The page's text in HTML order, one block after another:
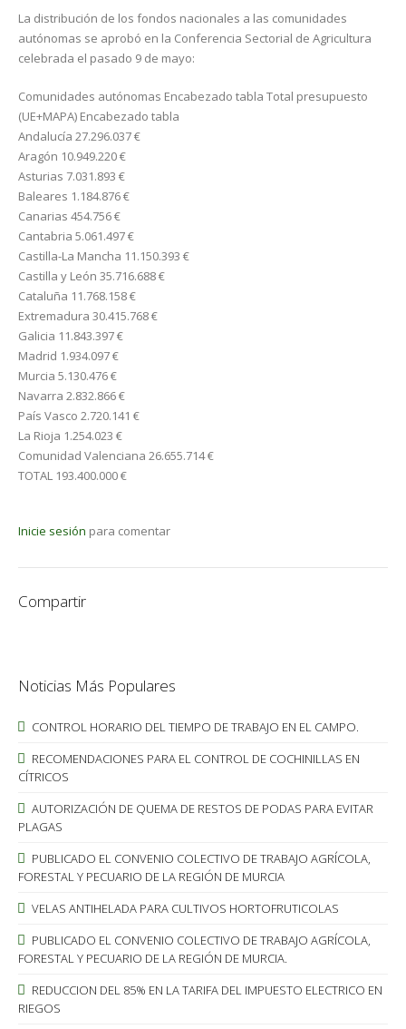
La distribución de los fondos nacionales a las comunidades
autónomas se aprobó en la Conferencia Sectorial de Agricultura
celebrada el pasado 9 de mayo:
Comunidades autónomas Encabezado tabla Total presupuesto
(UE+MAPA) Encabezado tabla
Andalucía 27.296.037 €
Aragón 10.949.220 €
Asturias 7.031.893 €
Baleares 1.184.876 €
Canarias 454.756 €
Cantabria 5.061.497 €
Castilla-La Mancha 11.150.393 €
Castilla y León 35.716.688 €
Cataluña 11.768.158 €
Extremadura 30.415.768 €
Galicia 11.843.397 €
Madrid 1.934.097 €
Murcia 5.130.476 €
Navarra 2.832.866 €
País Vasco 2.720.141 €
La Rioja 1.254.023 €
Comunidad Valenciana 26.655.714 €
TOTAL 193.400.000 €
Inicie sesión para comentar
Compartir
Noticias Más Populares
CONTROL HORARIO DEL TIEMPO DE TRABAJO EN EL CAMPO.
RECOMENDACIONES PARA EL CONTROL DE COCHINILLAS EN
CÍTRICOS
AUTORIZACIÓN DE QUEMA DE RESTOS DE PODAS PARA EVITAR
PLAGAS
PUBLICADO EL CONVENIO COLECTIVO DE TRABAJO AGRÍCOLA,
FORESTAL Y PECUARIO DE LA REGIÓN DE MURCIA
VELAS ANTIHELADA PARA CULTIVOS HORTOFRUTICOLAS
PUBLICADO EL CONVENIO COLECTIVO DE TRABAJO AGRÍCOLA,
FORESTAL Y PECUARIO DE LA REGIÓN DE MURCIA.
REDUCCION DEL 85% EN LA TARIFA DEL IMPUESTO ELECTRICO EN
RIEGOS